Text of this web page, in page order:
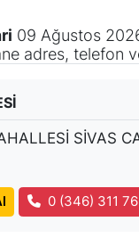
09 Ağustos
adres, telefon
SİVAS
0 (346) 311